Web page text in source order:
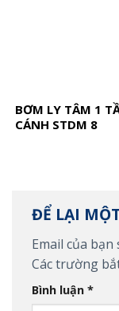
BƠM LY TÂM 1
CÁNH STDM 8
ĐỂ LẠI
Email của
Các trường
Bình luận *